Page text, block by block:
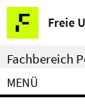
Springe
direkt
zu
Inhalt
Freie
Service-
Navigation
Fachbereich
MENÜ